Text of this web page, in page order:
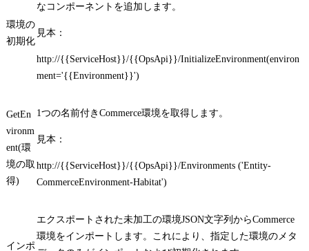
環境の
初期化
なコンポーネントを追加します。
見本：
http://{{ServiceHost}}/{{OpsApi}}/InitializeEnvironment(environ
ment='{{Environment}}')
GetEn
vironm
ent(環
境の取
得)
1つの名前付きCommerce環境を取得します。
見本：
http://{{ServiceHost}}/{{OpsApi}}/Environments ('Entity-
CommerceEnvironment-Habitat')
インポ
エクスポートされた未加工の環境JSON文字列からCommerce
環境をインポートします。これにより、指定した環境のメタ